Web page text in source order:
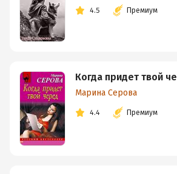
4.5 Премиум
Когда придет твой
Марина Серова
4.4 Премиум